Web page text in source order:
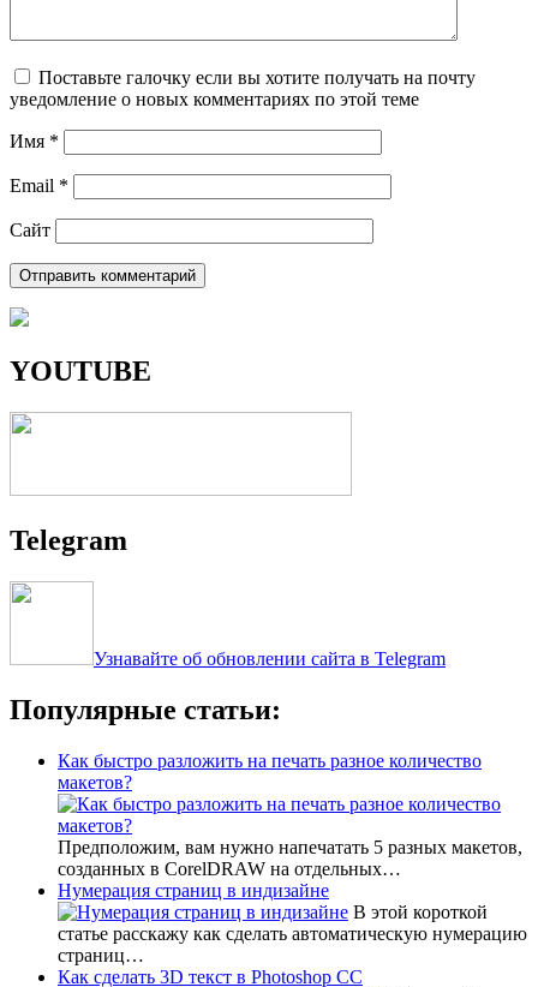
Поставьте галочку если вы хотите получать на почту
уведомление о новых комментариях по этой теме
Имя *
Email *
Сайт
YOUTUBE
Telegram
Узнавайте об обновлении сайта в Telegram
Популярные статьи:
Как быстро разложить на печать разное количество
макетов?
Предположим, вам нужно напечатать 5 разных макетов,
созданных в CorelDRAW на отдельных…
Нумерация страниц в индизайне
В этой короткой
статье расскажу как сделать автоматическую нумерацию
страниц…
Как сделать 3D текст в Photoshop CC